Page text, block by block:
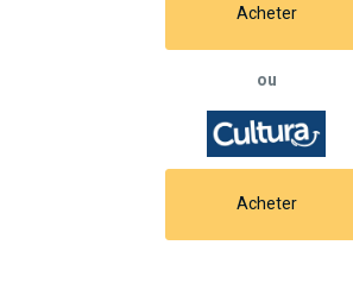
Acheter
ou
Acheter